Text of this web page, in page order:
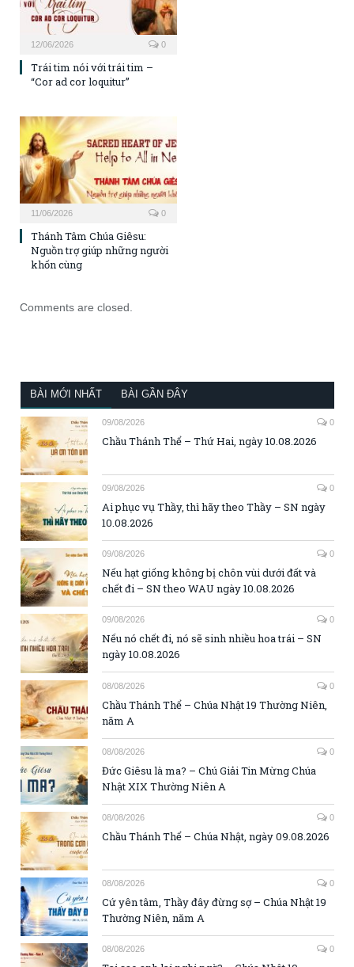
12/06/2026 0
Trái tim nói với trái tim –
“Cor ad cor loquitur”
11/06/2026 0
Thánh Tâm Chúa Giêsu:
Nguồn trợ giúp những người
khốn cùng
Comments are closed.
BÀI MỚI NHẤT BÀI GẦN ĐÂY
09/08/2026 0
Chầu Thánh Thể – Thứ Hai, ngày 10.08.2026
09/08/2026 0
Ai phục vụ Thầy, thì hãy theo Thầy – SN ngày
10.08.2026
09/08/2026 0
Nếu hạt giống không bị chôn vùi dưới đất và
chết đi – SN theo WAU ngày 10.08.2026
09/08/2026 0
Nếu nó chết đi, nó sẽ sinh nhiều hoa trái – SN
ngày 10.08.2026
08/08/2026 0
Chầu Thánh Thể – Chúa Nhật 19 Thường Niên,
năm A
08/08/2026 0
Đức Giêsu là ma? – Chú Giải Tin Mừng Chúa
Nhật XIX Thường Niên A
08/08/2026 0
Chầu Thánh Thể – Chúa Nhật, ngày 09.08.2026
08/08/2026 0
Cứ yên tâm, Thầy đây đừng sợ – Chúa Nhật 19
Thường Niên, năm A
08/08/2026 0